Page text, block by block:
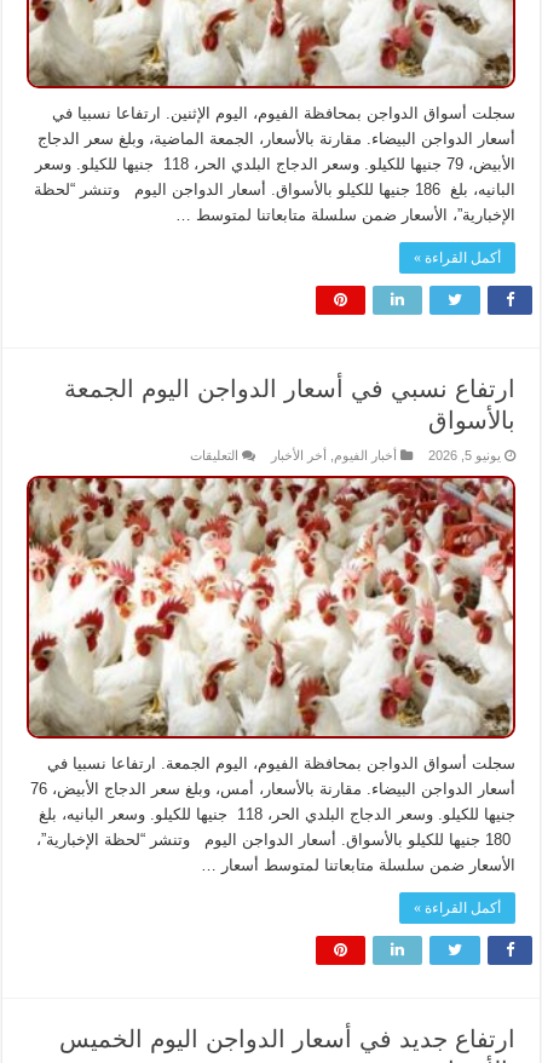
سجلت أسواق الدواجن بمحافظة الفيوم، اليوم الإثنين. ارتفاعا نسبيا في
أسعار الدواجن البيضاء. مقارنة بالأسعار، الجمعة الماضية، وبلغ سعر الدجاج
الأبيض، 79 جنيها للكيلو. وسعر الدجاج البلدي الحر، 118 جنيها للكيلو. وسعر
البانيه، بلغ 186 جنيها للكيلو بالأسواق. أسعار الدواجن اليوم وتنشر “لحظة
الإخبارية”، الأسعار ضمن سلسلة متابعاتنا لمتوسط …
أكمل القراءة »
ارتفاع نسبي في أسعار الدواجن اليوم الجمعة
بالأسواق
يونيو 5, 2026 أخبار الفيوم أخر الأخبار التعليقاتعلى
نسبي
في
أسعار
الدواجن
اليوم
الجمعة
بالأسواق
مغلقة
سجلت أسواق الدواجن بمحافظة الفيوم، اليوم الجمعة. ارتفاعا نسبيا في
أسعار الدواجن البيضاء. مقارنة بالأسعار، أمس، وبلغ سعر الدجاج الأبيض، 76
جنيها للكيلو. وسعر الدجاج البلدي الحر، 118 جنيها للكيلو. وسعر البانيه، بلغ
180 جنيها للكيلو بالأسواق. أسعار الدواجن اليوم وتنشر “لحظة الإخبارية”،
الأسعار ضمن سلسلة متابعاتنا لمتوسط أسعار …
أكمل القراءة »
ارتفاع جديد في أسعار الدواجن اليوم الخميس